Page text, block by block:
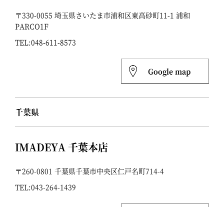
〒330-0055 埼玉県さいたま市浦和区東高砂町11-1 浦和
PARCO1F
TEL:048-611-8573
Google map
千葉県
IMADEYA 千葉本店
〒260-0801 千葉県千葉市中央区仁戸名町714-4
TEL:043-264-1439